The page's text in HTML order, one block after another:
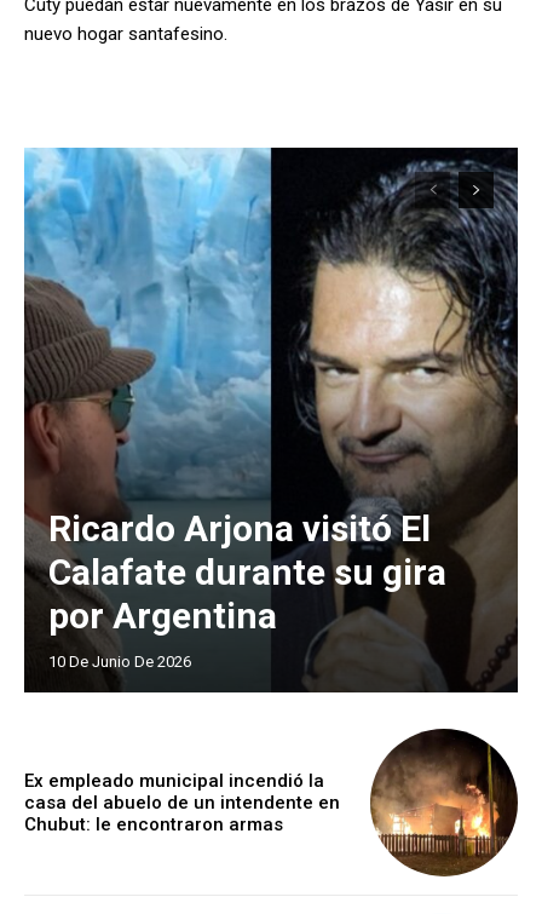
Cuty puedan estar nuevamente en los brazos de Yasir en su
nuevo hogar santafesino.
Ricardo Arjona visitó El
Calafate durante su gira
por Argentina
10 De Junio De 2026
Ex empleado municipal incendió la
casa del abuelo de un intendente en
Chubut: le encontraron armas